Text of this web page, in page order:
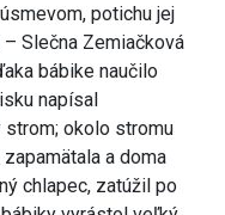
potichu jej
Slečna Zemiačková
bábike naučilo
napísal
okolo stromu
a doma
chlapec, zatúžil po